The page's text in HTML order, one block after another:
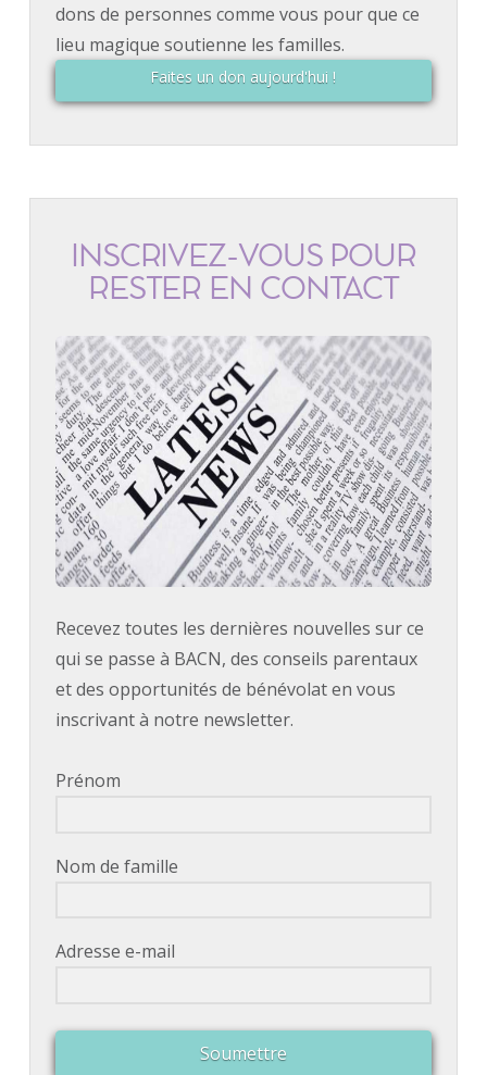
dons de personnes comme vous pour que ce
lieu magique soutienne les familles.
Faites un don aujourd'hui !
INSCRIVEZ-VOUS POUR
RESTER EN CONTACT
Recevez toutes les dernières nouvelles sur ce
qui se passe à BACN, des conseils parentaux
et des opportunités de bénévolat en vous
inscrivant à notre newsletter.
Prénom
Nom de famille
Adresse e-mail
Soumettre